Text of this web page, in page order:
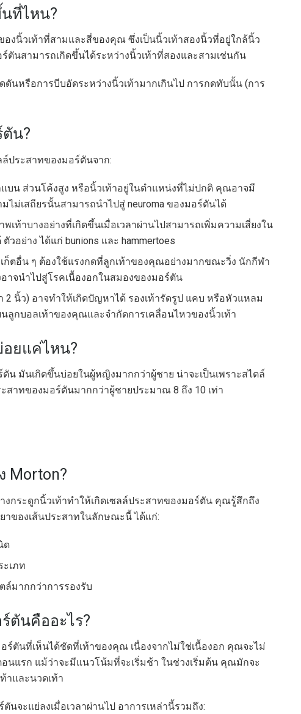
นที่ไหน?
องนิ้วเท้าที่สามและสี่ของคุณ ซึ่งเป็นนิ้วเท้าสองนิ้วที่อยู่ใกล้นิ้ว
ตันสามารถเกิดขึ้นได้ระหว่างนิ้วเท้าที่สองและสามเช่นกัน
นหรือการบีบอัดระหว่างนิ้วเท้ามากเกินไป การกดทับนั้น (การ
น?
ประสาทของมอร์ตันจาก:
บน ส่วนโค้งสูง หรือนิ้วเท้าอยู่ในตำแหน่งที่ไม่ปกติ คุณอาจมี
ม่เสถียรนั้นสามารถนำไปสู่ ​​neuroma ของมอร์ตันได้
พเท้าบางอย่างที่เกิดขึ้นเมื่อเวลาผ่านไปสามารถเพิ่มความเสี่ยงใน
อย่าง ได้แก่ bunions และ hammertoes
ก็ตอื่น ๆ ต้องใช้แรงกดที่ลูกเท้าของคุณอย่างมากขณะวิ่ง นักกีฬา
าจนำไปสู่โรคเนื้องอกในสมองของมอร์ตัน
2 นิ้ว) อาจทำให้เกิดปัญหาได้ รองเท้ารัดรูป แคบ หรือหัวแหลม
ลูกบอลเท้าของคุณและจำกัดการเคลื่อนไหวของนิ้วเท้า
อยแค่ไหน?
มันเกิดขึ้นบ่อยในผู้หญิงมากกว่าผู้ชาย น่าจะเป็นเพราะสไตล์
าทของมอร์ตันมากกว่าผู้ชายประมาณ 8 ถึง 10 เท่า
Morton?
งกระดูกนิ้วเท้าทำให้เกิดเซลล์ประสาทของมอร์ตัน คุณรู้สึกถึง
ของเส้นประสาทในลักษณะนี้ ได้แก่:
ด
เภท
มากกว่าการรองรับ
ตันคืออะไร?
ตันที่เห็นได้ชัดที่เท้าของคุณ เนื่องจากไม่ใช่เนื้องอก คุณจะไม่
นแรก แม้ว่าจะมีแนวโน้มที่จะเริ่มช้า ในช่วงเริ่มต้น คุณมักจะ
าและนวดเท้า
จะแย่ลงเมื่อเวลาผ่านไป อาการเหล่านี้รวมถึง: